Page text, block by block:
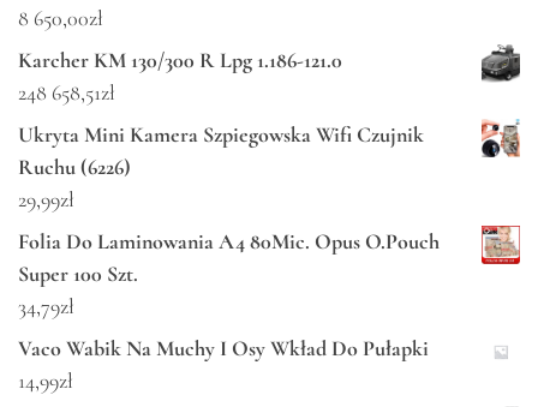
8 650,00zł
Karcher KM 130/300 R Lpg 1.186-121.0
248 658,51zł
Ukryta Mini Kamera Szpiegowska Wifi Czujnik
Ruchu (6226)
29,99zł
Folia Do Laminowania A4 80Mic. Opus O.Pouch
Super 100 Szt.
34,79zł
Vaco Wabik Na Muchy I Osy Wkład Do Pułapki
14,99zł